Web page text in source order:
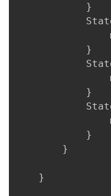
}
}
}
}
}
}